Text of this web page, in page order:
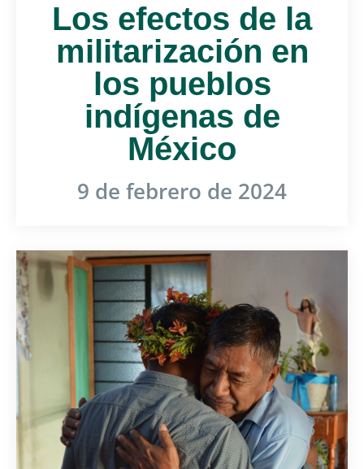
Los efectos de la
militarización en
los pueblos
indígenas de
México
9 de febrero de 2024